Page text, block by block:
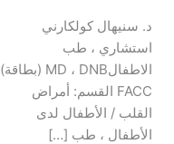
د. سنيهال كولكارني
استشاري ، طب
الاطفالMD ، DNB (بطاقة)
FACC القسم: أمراض
القلب / الأطفال لدى
الأطفال ، طب […]